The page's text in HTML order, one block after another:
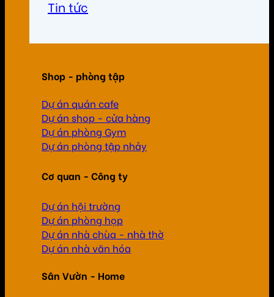
Tin tức
Shop - phòng tập
Dự án quán cafe
Dự án shop - cửa hàng
Dự án phòng Gym
Dự án phòng tập nhảy
Cơ quan - Công ty
Dự án hội trường
Dự án phòng họp
Dự án nhà chùa - nhà thờ
Dự án nhà văn hóa
Sân Vườn - Home